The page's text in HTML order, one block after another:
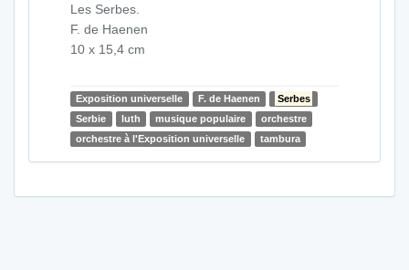
Les Serbes.
F. de Haenen
10 x 15,4 cm
Exposition universelle F. de Haenen
Serbes
Serbie
luth musique populaire
orchestre
orchestre à l'Exposition universelle
tambura